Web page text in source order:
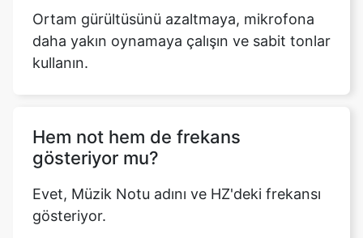
Ortam gürültüsünü azaltmaya, mikrofona
daha yakın oynamaya çalışın ve sabit tonlar
kullanın.
Hem not hem de frekans
gösteriyor mu?
Evet, Müzik Notu adını ve HZ'deki frekansı
gösteriyor.